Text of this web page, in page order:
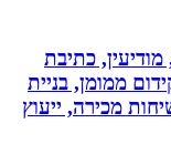
כתיבת
בניית
ייעוץ